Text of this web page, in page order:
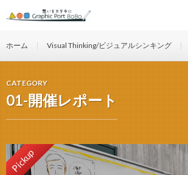
ホーム Visual Thinking/ビジュアルシンキング
CATEGORY
01-開催レポート
Pickup